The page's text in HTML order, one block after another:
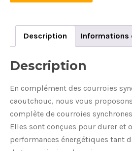
quantity
Description Informations
Description
En complément des courroies
caoutchouc, nous vous
complète de courroies
Elles sont conçues pour durer et
performances énergétiques tant